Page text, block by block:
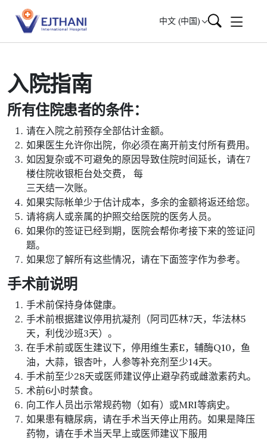
Skip to content
中文 (中国)
入院指南
所有住院患者的条件：
请在入院之前预存全部估计金额。
如果医生允许你出院，你必须在离开前支付所有费用。
如因复杂或不可避免的原因导致住院时间延长，请在7
楼住院收银柜台处交费， 每
三天结一次账。
如果实际帐单少于估计成本，多余的金额将返还给您。
请将病人或亲属的护照交给医院的医务人员。
如果你的签证已经到期，医院会帮你考接下来的签证问
题。
如果您了解所有这些情况，请在下面签字作为参考。
手术前说明
手术前保持身体健康。
手术前根据建议停用抗凝剂（阿司匹林7天，华法林5
天，利伐沙班3天）。
在手术前或医生建议下，停用维生素E，辅酶Q10，鱼
油，大蒜，银杏叶，人参等补充剂至少14天。
手术前至少28天或医师建议停止避孕药或雌激素药丸。
术前6小时禁食。
向工作人员出示常规药物（如有）或MRI等病史。
如果患有糖尿病，请在手术当天停止用药。如果是降压
药物，请在手术当天早上或医师建议下服用